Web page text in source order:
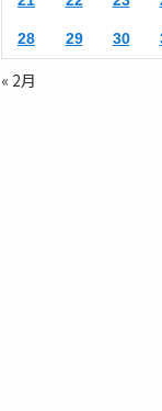
28 29 30
« 2月